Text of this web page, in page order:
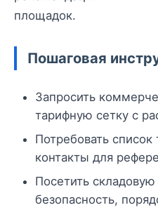
площадок.
Пошаговая
Запросить
тарифную сетку с
Потребовать
контакты для
Посетить
безопасность,